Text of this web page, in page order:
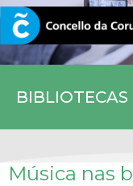
CORUNA.GAL
Música nas